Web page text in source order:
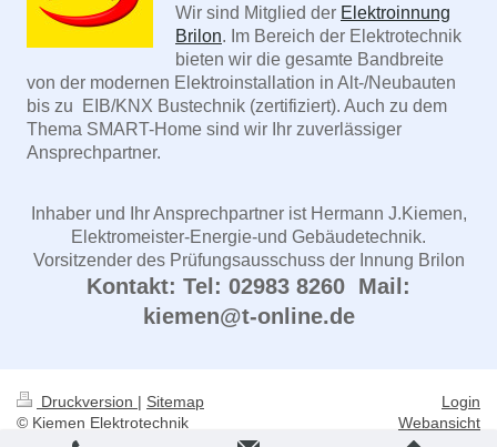
Wir sind Mitglied der Elektroinnung
Brilon. Im Bereich der Elektrotechnik
bieten wir die gesamte Bandbreite
von der modernen Elektroinstallation in Alt-/Neubauten
bis zu EIB/KNX Bustechnik (zertifiziert). Auch zu dem
Thema SMART-Home sind wir Ihr zuverlässiger
Ansprechpartner.
Inhaber und Ihr Ansprechpartner ist Hermann J.Kiemen,
Elektromeister-Energie-und Gebäudetechnik.
Vorsitzender des Prüfungsausschuss der Innung Brilon
Kontakt: Tel: 02983 8260 Mail:
kiemen@t-online.de
Druckversion | Sitemap
© Kiemen Elektrotechnik
Login
Webansicht